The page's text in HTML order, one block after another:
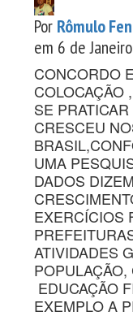
Por Rômulo
em 6 de
CONCORDO
COLOCAÇÃO
SE
CRESCEU
UMA
DADOS
EXERCÍCIOS
ATIVIDADES
EDUCAÇÃO
EXEMPLO A